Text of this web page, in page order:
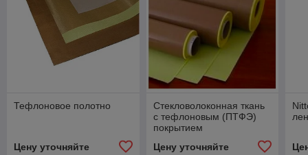
Тефлоновое полотно
Цену уточняйте
Стекловолоконная ткань
с тефлоновым (ПТФЭ)
покрытием
Цену уточняйте